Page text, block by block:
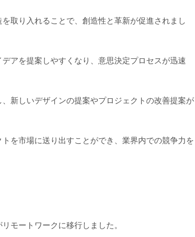
取り入れることで、創造性と革新が促進されまし
アを提案しやすくなり、意思決定プロセスが迅速
新しいデザインの提案やプロジェクトの改善提案が
を市場に送り出すことができ、業界内での競争力を
モートワークに移行しました。